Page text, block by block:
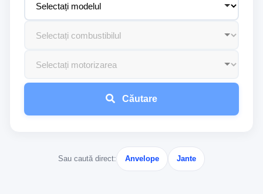
Căutare
Sau caută direct: Anvelope Jante